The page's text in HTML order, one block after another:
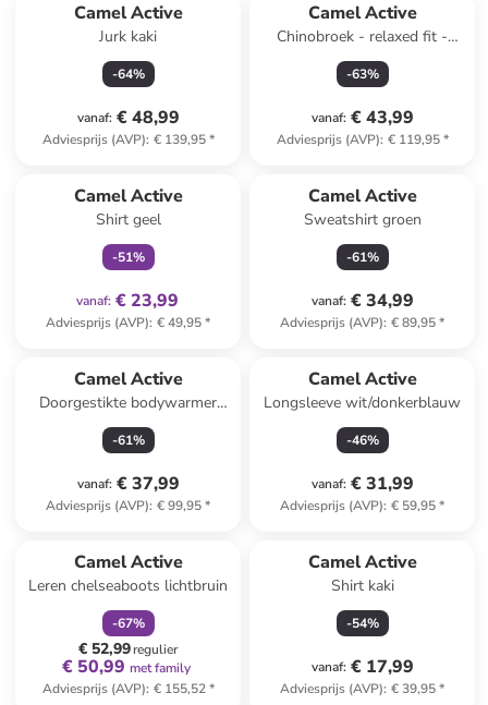
Camel Active
Jurk kaki
-64%
vanaf: € 48,99
Adviesprijs (AVP): € 139,95*
Camel Active
Chinobroek - relaxed fit -
beige
-63%
vanaf: € 43,99
Adviesprijs (AVP): € 119,95*
Camel Active
Shirt geel
-51%
vanaf: € 23,99
Adviesprijs (AVP): € 49,95*
Camel Active
Sweatshirt groen
-61%
vanaf: € 34,99
Adviesprijs (AVP): € 89,95*
Camel Active
Doorgestikte bodywarmer
lichtroze
-61%
vanaf: € 37,99
Adviesprijs (AVP): € 99,95*
Camel Active
Longsleeve wit/donkerblauw
-46%
vanaf: € 31,99
Adviesprijs (AVP): € 59,95*
Camel Active
Leren chelseaboots lichtbruin
-67%
€ 52,99regulier
€ 50,99 met family
Adviesprijs (AVP): € 155,52*
Camel Active
Shirt kaki
-54%
vanaf: € 17,99
Adviesprijs (AVP): € 39,95*